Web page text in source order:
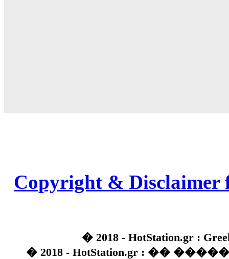
Copyright & Disclaimer
� 2018 - HotStation.gr :
� 2018 - HotStation.gr : ��